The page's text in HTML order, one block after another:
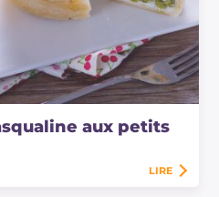
aux petits
LIRE